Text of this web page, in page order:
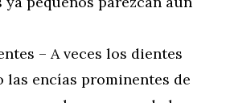
– A veces los dientes
las encías prominentes de